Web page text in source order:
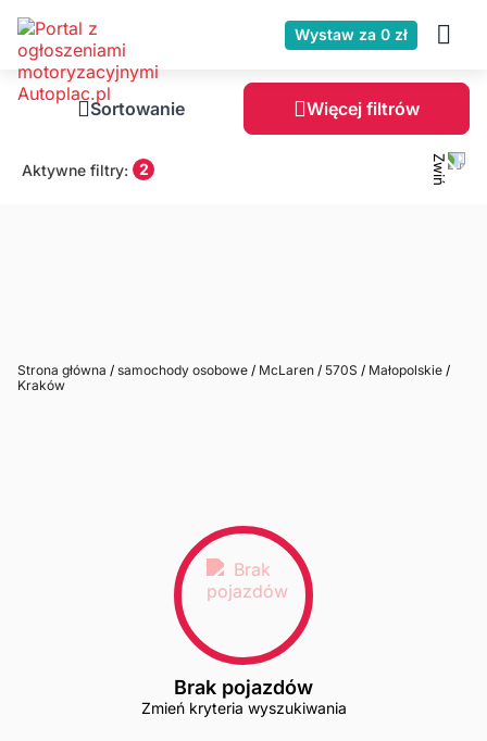
Wystaw za 0 zł
Sortowanie Więcej filtrów
Aktywne filtry: 2
Strona główna / samochody osobowe / McLaren / 570S / Małopolskie /
Kraków
Brak pojazdów
Zmień kryteria wyszukiwania